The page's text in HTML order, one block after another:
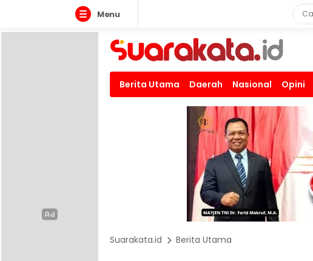
Menu
Berita Utama Daerah Nasional Opini
Suarakata.id Berita Utama